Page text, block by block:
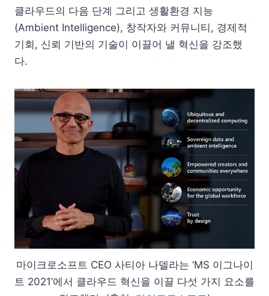
클라우드의 다음 단계 그리고 생활환경 지능
(Ambient Intelligence), 창작자와 커뮤니티, 경제적
기회, 신뢰 기반의 기술이 이끌어 낼 혁신을 강조했
다.
마이크로소프트 CEO 사티아 나델라는 ‘MS 이그나이
트 2021’에서 클라우드 혁신을 이끌 다섯 가지 요소를